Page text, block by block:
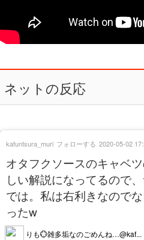
ネットの反応
オタフクソースのキャベ
しい解説になってるので
では。私は右利きなので
ったw
りも💮雑多垢なのごめんね…@kaf...
kafuntsura_muri フォローする 2020-05-02